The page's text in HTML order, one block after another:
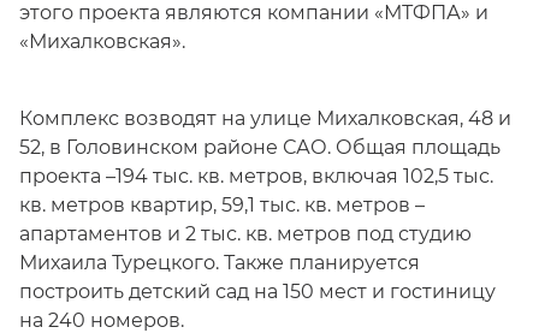
этого проекта являются компании «МТФПА» и
«Михалковская».
Комплекс возводят на улице Михалковская, 48 и
52, в Головинском районе САО. Общая площадь
проекта –194 тыс. кв. метров, включая 102,5 тыс.
кв. метров квартир, 59,1 тыс. кв. метров –
апартаментов и 2 тыс. кв. метров под студию
Михаила Турецкого. Также планируется
построить детский сад на 150 мест и гостиницу
на 240 номеров.